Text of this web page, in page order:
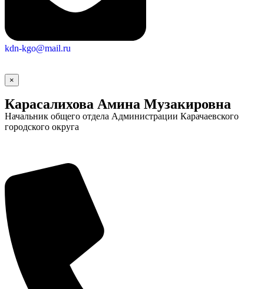
kdn-kgo@mail.ru
×
Карасалихова Амина Музакировна
Начальник общего отдела Администрации Карачаевского
городского округа